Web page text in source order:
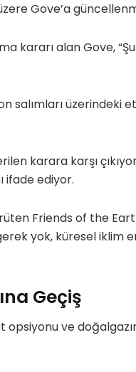
Gove’a
kararı alan Gove,
salımları üzerindeki
karara karşı
ifade ediyor.
Friends of the
yok, küresel iklim
Geçiş
opsiyonu ve